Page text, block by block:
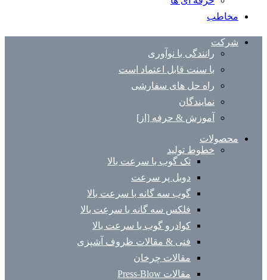
مخاطب
شرکت
رانندگی با نوآوری
با سنت قابل اعتماد است
راه حل های سفارشی
نمایندگان
آموزش & حرفه [از]
محصولات
خطوط تولید
تک گوب با سرعت بالا
دوبل پر سرعت
گوب سه گانه با سرعت بالا
فلکس سه گانه با سرعت بالا
کوادرو گوب با سرعت بالا
فنی & مقالات ظروف آشپزی
مقالات چرخان
مقالات Press-Blow